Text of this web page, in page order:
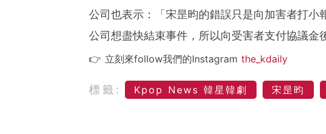
公司也表示：「宋昰昀的錯誤只是向加害者打
公司想盡快結束事件，所以向受害者支付協議金
👉 立刻來follow我們的Instagram the_kdaily
標籤: Kpop News 韓星韓劇 宋昰昀